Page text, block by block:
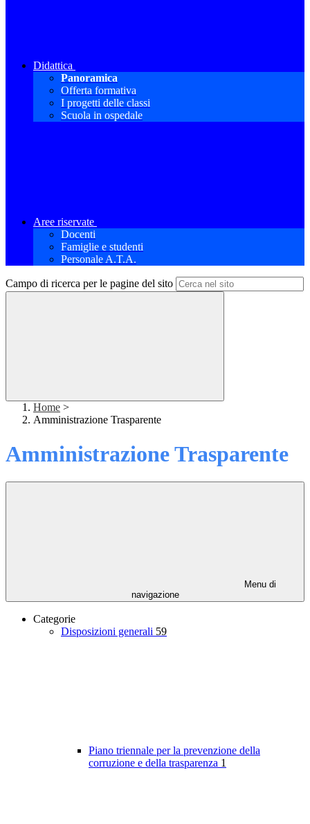
Didattica
Panoramica
Offerta formativa
I progetti delle classi
Scuola in ospedale
Aree riservate
Docenti
Famiglie e studenti
Personale A.T.A.
Campo di ricerca per le pagine del sito
Home >
Amministrazione Trasparente
Amministrazione Trasparente
Menu di
navigazione
Categorie
Disposizioni generali 59
Piano triennale per la prevenzione della
corruzione e della trasparenza 1